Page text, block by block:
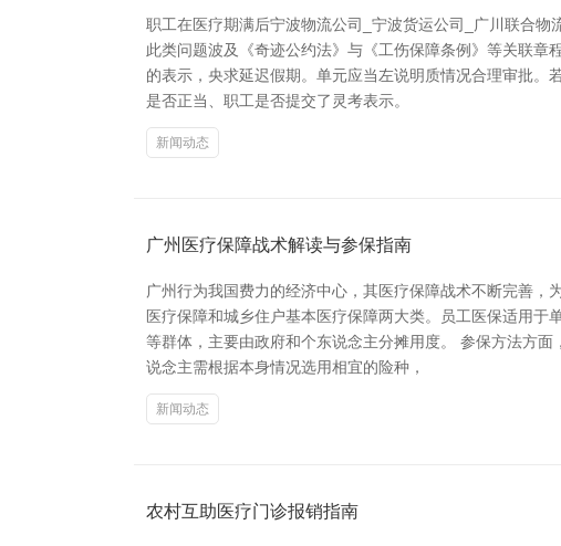
职工在医疗期满后宁波物流公司_宁波货运公司_广川联合物
此类问题波及《奇迹公约法》与《工伤保障条例》等关联
的表示，央求延迟假期。单元应当左说明质情况合理审批
是否正当、职工是否提交了灵考表示。
新闻动态
广州医疗保障战术解读与参保指南
广州行为我国费力的经济中心，其医疗保障战术不断完善
医疗保障和城乡住户基本医疗保障两大类。员工医保适用
等群体，主要由政府和个东说念主分摊用度。 参保方法方
说念主需根据本身情况选用相宜的险种，
新闻动态
农村互助医疗门诊报销指南